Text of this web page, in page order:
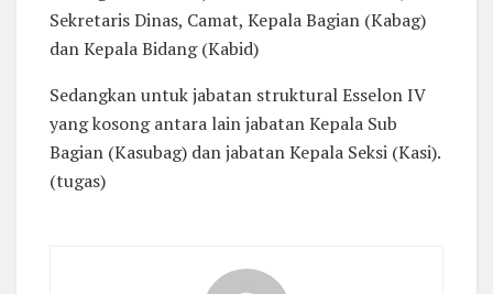
Sekretaris Dinas, Camat, Kepala Bagian (Kabag)
dan Kepala Bidang (Kabid)
Sedangkan untuk jabatan struktural Esselon IV
yang kosong antara lain jabatan Kepala Sub
Bagian (Kasubag) dan jabatan Kepala Seksi (Kasi).
(tugas)